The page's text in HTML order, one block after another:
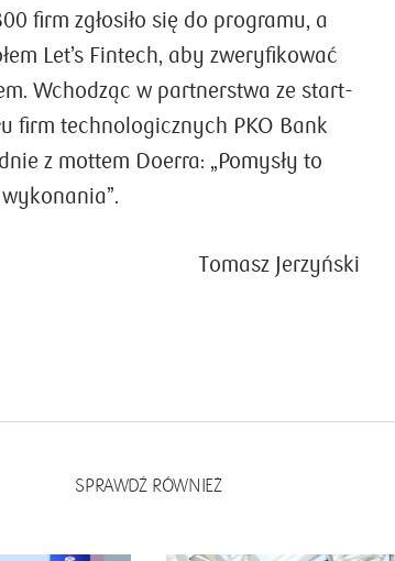
firm zgłosiło się do programu, a
Let’s Fintech, aby zweryfikować
Wchodząc w partnerstwa ze start-
firm technologicznych PKO Bank
z mottem Doerra: „Pomysły to
Tomasz Jerzyński
SPRAWDŹ RÓWNIEŻ